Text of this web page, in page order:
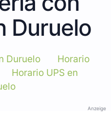
Duruelo
Duruelo
Horario
Horario UPS en
Anzeige